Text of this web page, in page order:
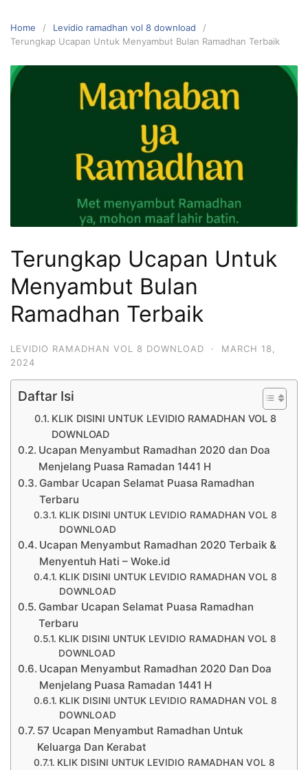
Home
Levidio ramadhan vol 8 download
Terungkap Ucapan Untuk Menyambut Bulan Ramadhan Terbaik
Terungkap Ucapan Untuk
Menyambut Bulan
Ramadhan Terbaik
LEVIDIO RAMADHAN VOL 8 DOWNLOAD ·
MARCH 18,
2024
Daftar Isi
KLIK DISINI UNTUK LEVIDIO RAMADHAN VOL 8
DOWNLOAD
Ucapan Menyambut Ramadhan 2020 dan Doa
Menjelang Puasa Ramadan 1441 H
Gambar Ucapan Selamat Puasa Ramadhan
Terbaru
KLIK DISINI UNTUK LEVIDIO RAMADHAN VOL 8
DOWNLOAD
Ucapan Menyambut Ramadhan 2020 Terbaik &
Menyentuh Hati – Woke.id
KLIK DISINI UNTUK LEVIDIO RAMADHAN VOL 8
DOWNLOAD
Gambar Ucapan Selamat Puasa Ramadhan
Terbaru
KLIK DISINI UNTUK LEVIDIO RAMADHAN VOL 8
DOWNLOAD
Ucapan Menyambut Ramadhan 2020 Dan Doa
Menjelang Puasa Ramadan 1441 H
KLIK DISINI UNTUK LEVIDIO RAMADHAN VOL 8
DOWNLOAD
57 Ucapan Menyambut Ramadhan Untuk
Keluarga Dan Kerabat
KLIK DISINI UNTUK LEVIDIO RAMADHAN VOL 8